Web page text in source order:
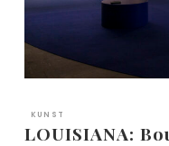
KUNST
LOUISIANA: